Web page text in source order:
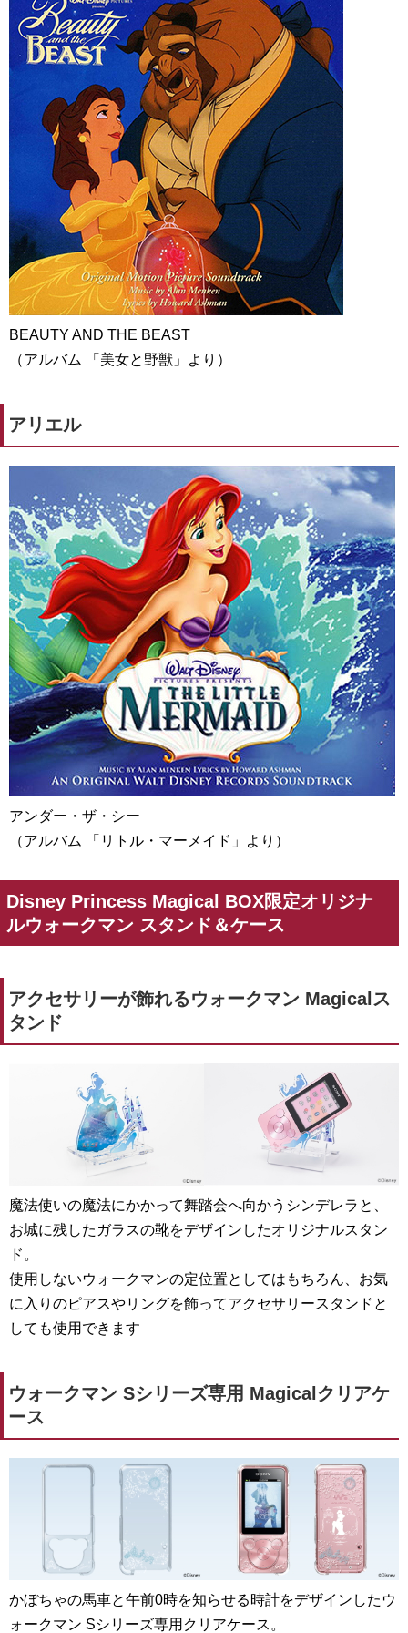
BEAUTY AND THE BEAST
（アルバム 「美女と野獣」より）
アリエル
アンダー・ザ・シー
（アルバム 「リトル・マーメイド」より）
Disney Princess Magical BOX限定オリジナ
ルウォークマン スタンド＆ケース
アクセサリーが飾れるウォークマン Magicalス
タンド
魔法使いの魔法にかかって舞踏会へ向かうシンデレラと、
お城に残したガラスの靴をデザインしたオリジナルスタン
ド。
使用しないウォークマンの定位置としてはもちろん、お気
に入りのピアスやリングを飾ってアクセサリースタンドと
しても使用できます
ウォークマン Sシリーズ専用 Magicalクリアケ
ース
かぼちゃの馬車と午前0時を知らせる時計をデザインしたウ
ォークマン Sシリーズ専用クリアケース。